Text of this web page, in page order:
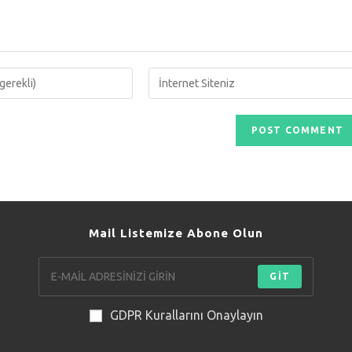
Enter
your
Mail Listemize Abone Olun
GİT
GDPR Kurallarını Onaylayın